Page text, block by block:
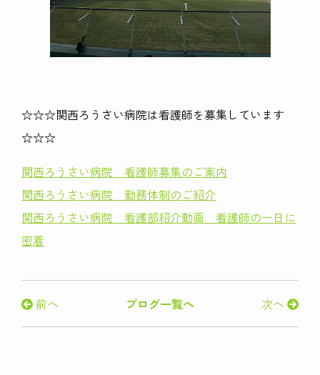
☆☆☆関西ろうさい病院は看護師を募集しています
☆☆☆
関西ろうさい病院 看護師募集のご案内
関西ろうさい病院 勤務体制のご紹介
関西ろうさい病院 看護部紹介動画 看護師の一日に
密着
前へ 次へ
ブログ一覧へ